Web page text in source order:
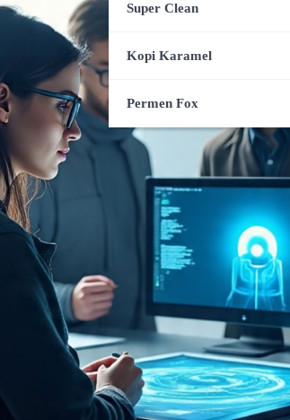
Super Clean
Kopi Karamel
Permen Fox